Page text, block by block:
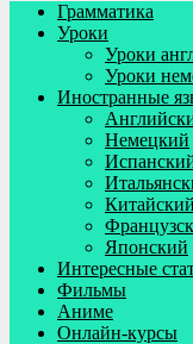
Грамматика
Уроки
Уроки
Уроки
Иностранные
Немецкий
Китайский
Японский
Интересные
Фильмы
Аниме
Онлайн-курсы